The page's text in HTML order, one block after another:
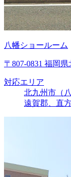
八幡ショールーム
〒807-0831 福岡
対応エリア
北九州市（
遠賀郡、直